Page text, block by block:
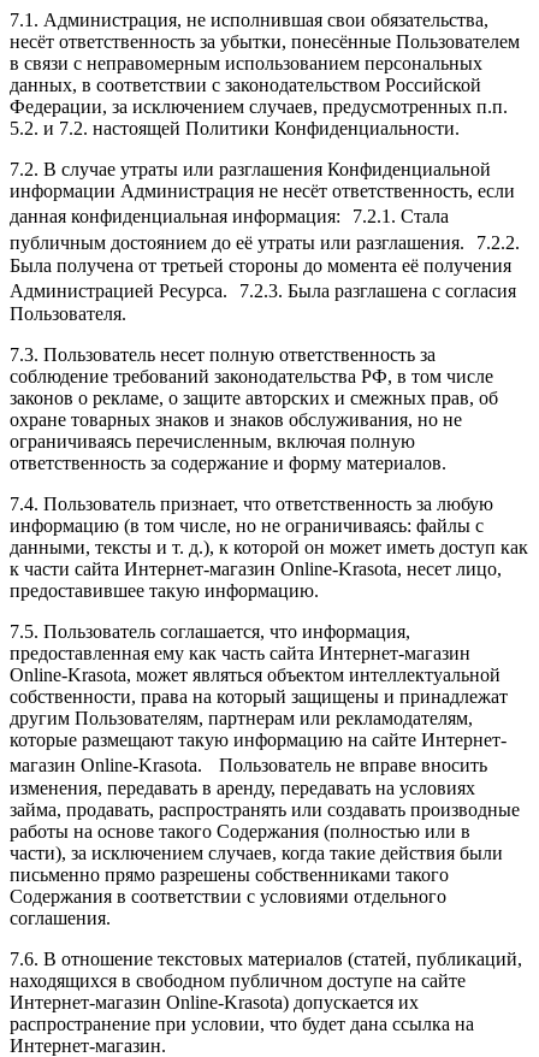
7.1. Администрация, не исполнившая свои обязательства,
несёт ответственность за убытки, понесённые Пользователем
в связи с неправомерным использованием персональных
данных, в соответствии с законодательством Российской
Федерации, за исключением случаев, предусмотренных п.п.
5.2. и 7.2. настоящей Политики Конфиденциальности.
7.2. В случае утраты или разглашения Конфиденциальной
информации Администрация не несёт ответственность, если
данная конфиденциальная информация: 7.2.1. Стала
публичным достоянием до её утраты или разглашения. 7.2.2.
Была получена от третьей стороны до момента её получения
Администрацией Ресурса. 7.2.3. Была разглашена с согласия
Пользователя.
7.3. Пользователь несет полную ответственность за
соблюдение требований законодательства РФ, в том числе
законов о рекламе, о защите авторских и смежных прав, об
охране товарных знаков и знаков обслуживания, но не
ограничиваясь перечисленным, включая полную
ответственность за содержание и форму материалов.
7.4. Пользователь признает, что ответственность за любую
информацию (в том числе, но не ограничиваясь: файлы с
данными, тексты и т. д.), к которой он может иметь доступ как
к части сайта Интернет-магазин Online-Krasota, несет лицо,
предоставившее такую информацию.
7.5. Пользователь соглашается, что информация,
предоставленная ему как часть сайта Интернет-магазин
Online-Krasota, может являться объектом интеллектуальной
собственности, права на который защищены и принадлежат
другим Пользователям, партнерам или рекламодателям,
которые размещают такую информацию на сайте Интернет-
магазин Online-Krasota. Пользователь не вправе вносить
изменения, передавать в аренду, передавать на условиях
займа, продавать, распространять или создавать производные
работы на основе такого Содержания (полностью или в
части), за исключением случаев, когда такие действия были
письменно прямо разрешены собственниками такого
Содержания в соответствии с условиями отдельного
соглашения.
7.6. В отношение текстовых материалов (статей, публикаций,
находящихся в свободном публичном доступе на сайте
Интернет-магазин Online-Krasota) допускается их
распространение при условии, что будет дана ссылка на
Интернет-магазин.